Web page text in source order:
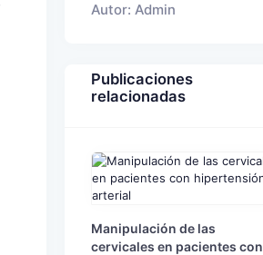
Autor: Admin
Publicaciones
relacionadas
Manipulación de las
cervicales en pacientes con